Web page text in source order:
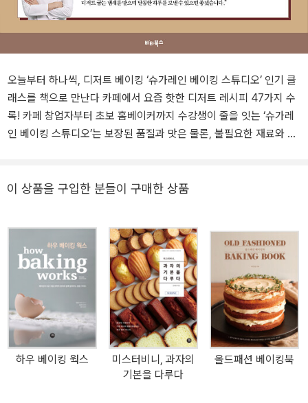
오늘부터 하나씩, 디저트 베이킹 ‘슈가레인 베이킹 스튜디오’ 인기 클
래스를 책으로 만난다 카페에서 요즘 핫한 디저트 레시피 47가지 수
록! 카페 창업자부터 초보 홈베이커까지 수강생이 줄을 잇는 ‘슈가레
인 베이킹 스튜디오’는 보장된 품질과 맛은 물론, 불필요한 재료와 도
오’ 인기 클래스 메뉴이자 최신 트렌드를 반영한 47가지 디저트 레시
매장 환경에서 꼭 필요한, 현실적인 레시피를 제공하고자 노력하는
그는 이 책의 구성에도 신경을 많이 썼다. 우리나라의 경우 디저트 트
렌드가 워낙 빠르게 변화하기 때문에 많은 홈베이커와 디저트 소비자
들은 언제나 새로운 것을 찾는다. 이에 발 빠르게 대처할 수 있도록 최
신 트렌드를 반영해 지금 핫하고, 앞으로도 꾸준하게 주목받을 인기
디저트 레시피만 수록했다. 큐브 파운드케이크, 마들렌, 스콘, 쿠키,
피낭시에, 까눌레, 치즈케이크, 보틀 케이크, 콜드 디저트, 수제 잼까
지! 디저트 베이킹을 처음 시작하는 초보자나 ‘실패 없는’ 레시피가 필
요했던 누구에게나 도움이 될 책이다. 전문가가 아니어도 누구나 만
이 상품을 구입한 분들이 구매한 상품
하우 베이킹 웍스
미스터비니, 과자의
기본을 다루다
올드패션 베이킹북